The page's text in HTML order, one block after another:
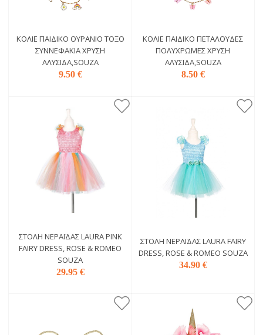
ΚΟΛΙΈ ΠΑΙΔΙΚΌ ΟΥΡΆΝΙΟ ΤΌΞΟ
ΣΥΝΝΕΦΆΚΙΑ ΧΡΥΣΉ
ΑΛΥΣΊΔΑ,SOUZA
9.50 €
ΚΟΛΙΈ ΠΑΙΔΙΚΌ ΠΕΤΑΛΟΎΔΕΣ
ΠΟΛΎΧΡΩΜΕΣ ΧΡΥΣΉ
ΑΛΥΣΊΔΑ,SOUZA
8.50 €
ΣΤΟΛΉ ΝΕΡΆΙΔΑΣ LAURA PINK
FAIRY DRESS, ROSE & ROMEO
SOUZA
29.95 €
ΣΤΟΛΉ ΝΕΡΆΙΔΑΣ LAURA FAIRY
DRESS, ROSE & ROMEO SOUZA
34.90 €